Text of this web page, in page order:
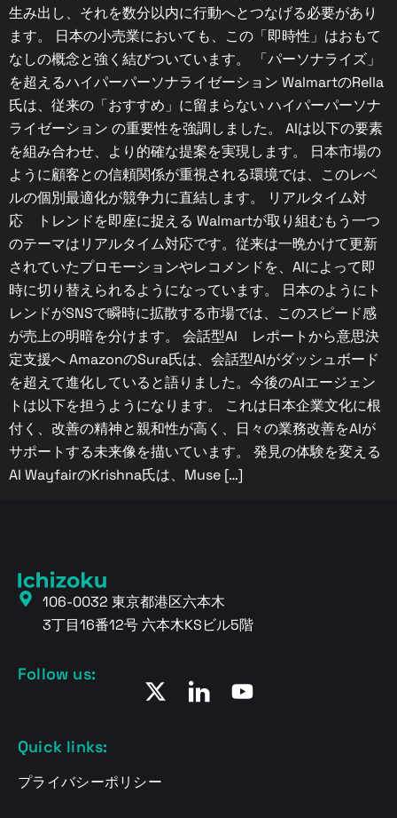
生み出し、それを数分以内に行動へとつなげる必要があり
ます。 日本の小売業においても、この「即時性」はおもて
なしの概念と強く結びついています。 「パーソナライズ」
を超えるハイパーパーソナライゼーション ​​WalmartのRella
氏は、従来の「おすすめ」に留まらない ハイパーパーソナ
ライゼーション の重要性を強調しました。 AIは以下の要素
を組み合わせ、より的確な提案を実現します。 日本市場の
ように顧客との信頼関係が重視される環境では、このレベ
ルの個別最適化が競争力に直結します。 リアルタイム対
応 トレンドを即座に捉える Walmartが取り組むもう一つ
のテーマはリアルタイム対応です。従来は一晩かけて更新
されていたプロモーションやレコメンドを、AIによって即
時に切り替えられるようになっています。 日本のようにト
レンドがSNSで瞬時に拡散する市場では、このスピード感
が売上の明暗を分けます。 会話型AI レポートから意思決
定支援へ AmazonのSura氏は、会話型AIがダッシュボード
を超えて進化していると語りました。今後のAIエージェン
トは以下を担うようになります。 これは日本企業文化に根
付く、改善の精神と親和性が高く、日々の業務改善をAIが
サポートする未来像を描いています。 発見の体験を変える
AI WayfairのKrishna氏は、Muse […]
106-0032 東京都港区六本木
3丁目16番12号 六本木KSビル5階
Quick links:
プライバシーポリシー
Follow us: